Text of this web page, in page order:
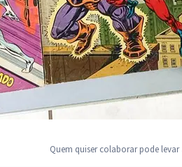
Quem quiser colaborar pode